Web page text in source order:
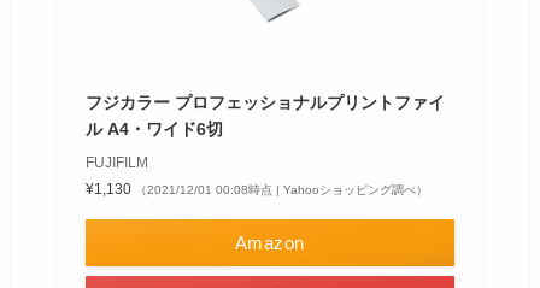
フジカラー プロフェッショナルプリントファイ
ル A4・ワイド6切
FUJIFILM
¥1,130
（2021/12/01 00:08時点 | Yahooショッピング調べ）
Amazon